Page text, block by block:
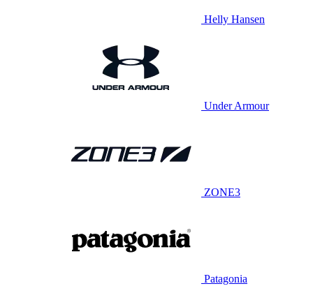
Helly Hansen
Under Armour
ZONE3
Patagonia